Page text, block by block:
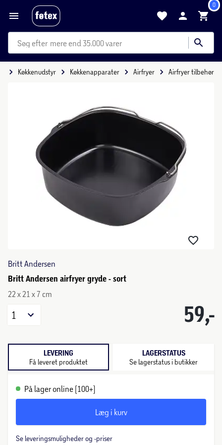
0
mere end 35.000 varer
Køkkenudstyr Køkkenapparater Airfryer Airfryer tilbehør
Britt Andersen
Britt Andersen airfryer gryde - sort
22 x 21 x 7 cm
59,-
1
LEVERING
Få leveret produktet
LAGERSTATUS
Se lagerstatus i butikker
På lager online (100+)
Læg i kurv
Se leveringsmuligheder og -priser